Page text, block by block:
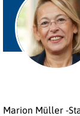
Dipl.-
Marion Müller -